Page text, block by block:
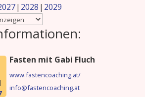
2028 2029
Fasten mit Gabi Fluch
www.fastencoaching.at/
info@fastencoaching.at